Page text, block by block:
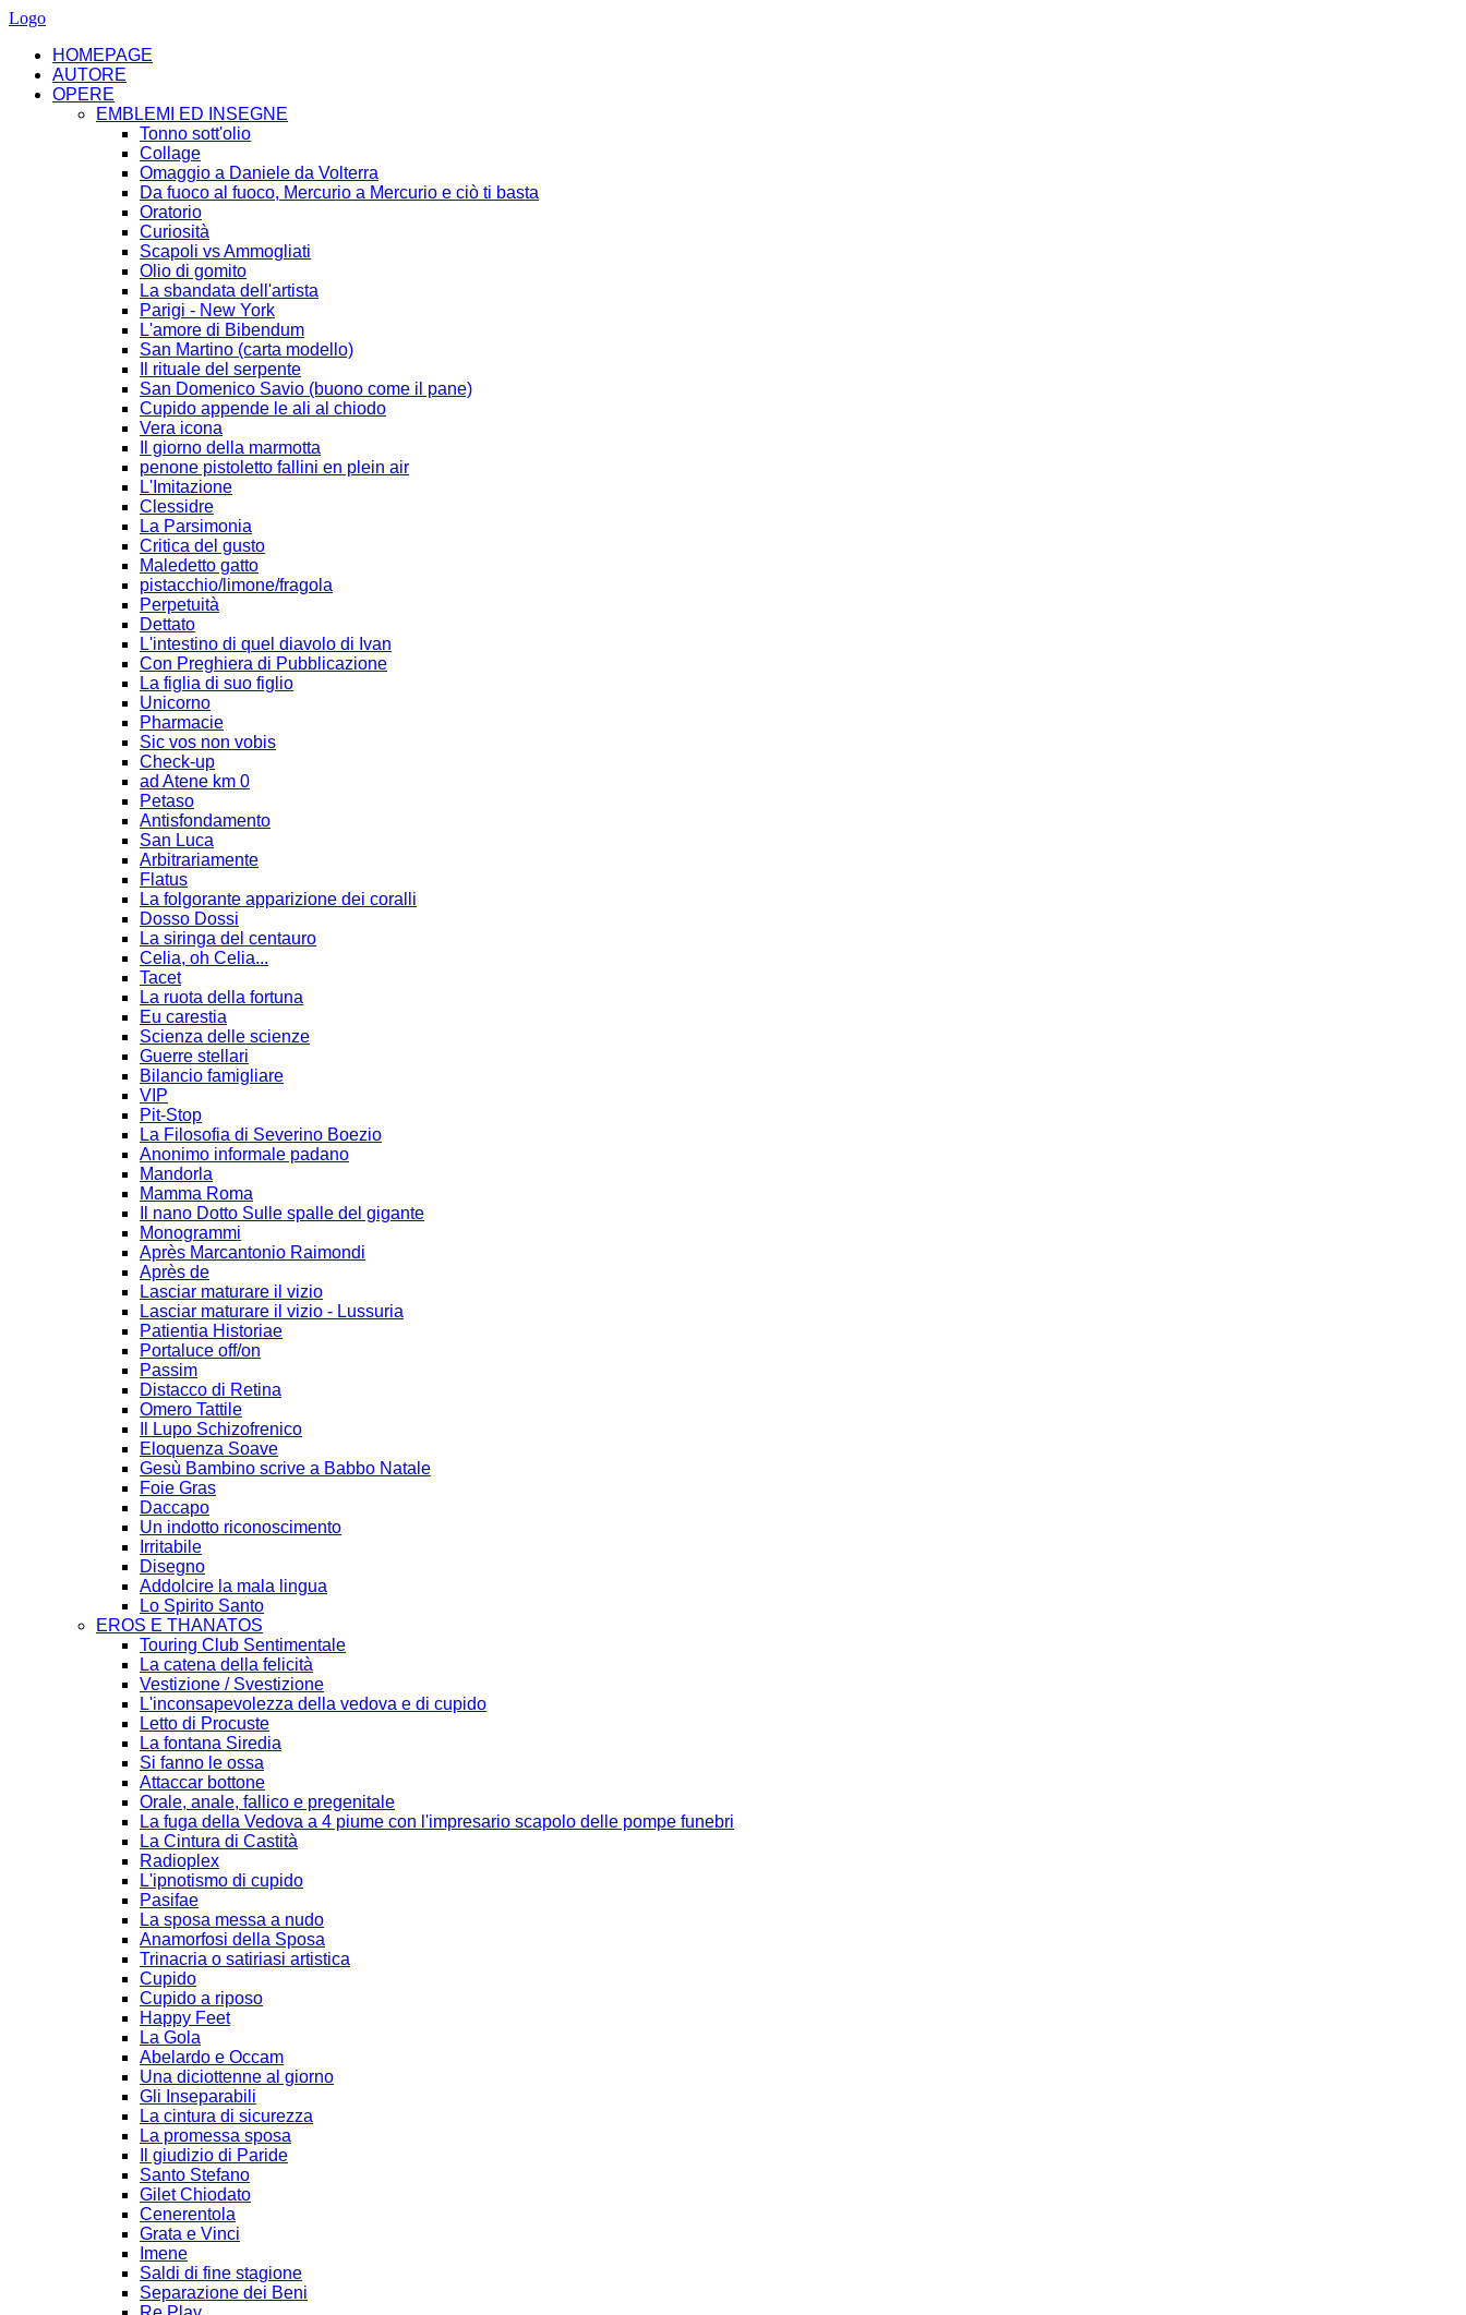
Logo
HOMEPAGE
AUTORE
OPERE
EMBLEMI ED INSEGNE
Tonno sott'olio
Collage
Omaggio a Daniele da Volterra
Da fuoco al fuoco, Mercurio a Mercurio e ciò ti basta
Oratorio
Curiosità
Scapoli vs Ammogliati
Olio di gomito
La sbandata dell'artista
Parigi - New York
L'amore di Bibendum
San Martino (carta modello)
Il rituale del serpente
San Domenico Savio (buono come il pane)
Cupido appende le ali al chiodo
Vera icona
Il giorno della marmotta
penone pistoletto fallini en plein air
L'Imitazione
Clessidre
La Parsimonia
Critica del gusto
Maledetto gatto
pistacchio/limone/fragola
Perpetuità
Dettato
L'intestino di quel diavolo di Ivan
Con Preghiera di Pubblicazione
La figlia di suo figlio
Unicorno
Pharmacie
Sic vos non vobis
Check-up
ad Atene km 0
Petaso
Antisfondamento
San Luca
Arbitrariamente
Flatus
La folgorante apparizione dei coralli
Dosso Dossi
La siringa del centauro
Celia, oh Celia...
Tacet
La ruota della fortuna
Eu carestia
Scienza delle scienze
Guerre stellari
Bilancio famigliare
VIP
Pit-Stop
La Filosofia di Severino Boezio
Anonimo informale padano
Mandorla
Mamma Roma
Il nano Dotto Sulle spalle del gigante
Monogrammi
Après Marcantonio Raimondi
Après de
Lasciar maturare il vizio
Lasciar maturare il vizio - Lussuria
Patientia Historiae
Portaluce off/on
Passim
Distacco di Retina
Omero Tattile
Il Lupo Schizofrenico
Eloquenza Soave
Gesù Bambino scrive a Babbo Natale
Foie Gras
Daccapo
Un indotto riconoscimento
Irritabile
Disegno
Addolcire la mala lingua
Lo Spirito Santo
EROS E THANATOS
Touring Club Sentimentale
La catena della felicità
Vestizione / Svestizione
L'inconsapevolezza della vedova e di cupido
Letto di Procuste
La fontana Siredia
Si fanno le ossa
Attaccar bottone
Orale, anale, fallico e pregenitale
La fuga della Vedova a 4 piume con l'impresario scapolo delle pompe funebri
La Cintura di Castità
Radioplex
L'ipnotismo di cupido
Pasifae
La sposa messa a nudo
Anamorfosi della Sposa
Trinacria o satiriasi artistica
Cupido
Cupido a riposo
Happy Feet
La Gola
Abelardo e Occam
Una diciottenne al giorno
Gli Inseparabili
La cintura di sicurezza
La promessa sposa
Il giudizio di Paride
Santo Stefano
Gilet Chiodato
Cenerentola
Grata e Vinci
Imene
Saldi di fine stagione
Separazione dei Beni